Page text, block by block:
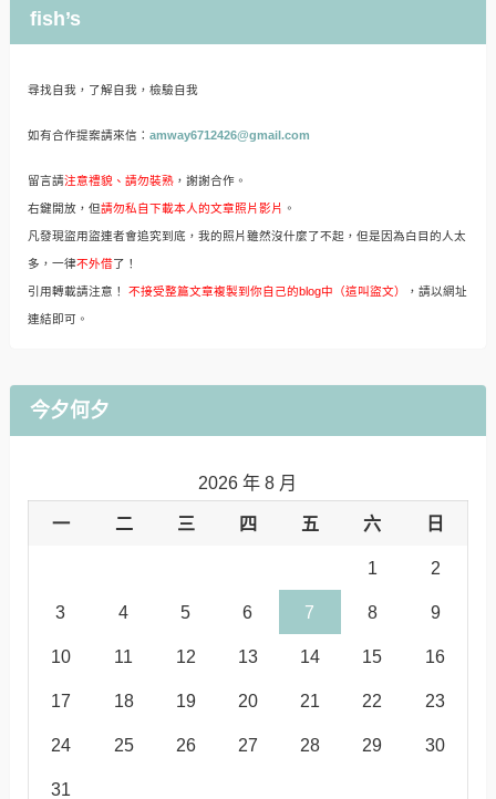
fish’s
尋找自我，了解自我，檢驗自我
如有合作提案請來信： amway6712426@gmail.com
留言請注意禮貌、請勿裝熟，謝謝合作。
右鍵開放，但請勿私自下載本人的文章照片影片 。
凡發現盜用盜連者會追究到底，我的照片雖然沒什麼了不起，但是因為白目的人太
多，一律不外借了！
引用轉載請注意！ 不接受整篇文章複製到你自己的blog中（這叫盜文） ，請以網址
連結即可。
今夕何夕
2026 年 8 月
一 二 三 四 五 六 日
1 2
3 4 5 6 7 8 9
10 11 12 13 14 15 16
17 18 19 20 21 22 23
24 25 26 27 28 29 30
31